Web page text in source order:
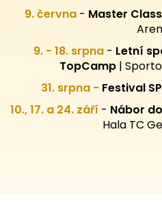
9. června - Master
9. - 18. srpna - Letní
TopCamp|
31. srpna - Festival
10., 17. a 24. září - Nábor
Hala TC